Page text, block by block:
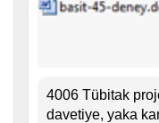
4006 Tübitak
davetiye, yaka